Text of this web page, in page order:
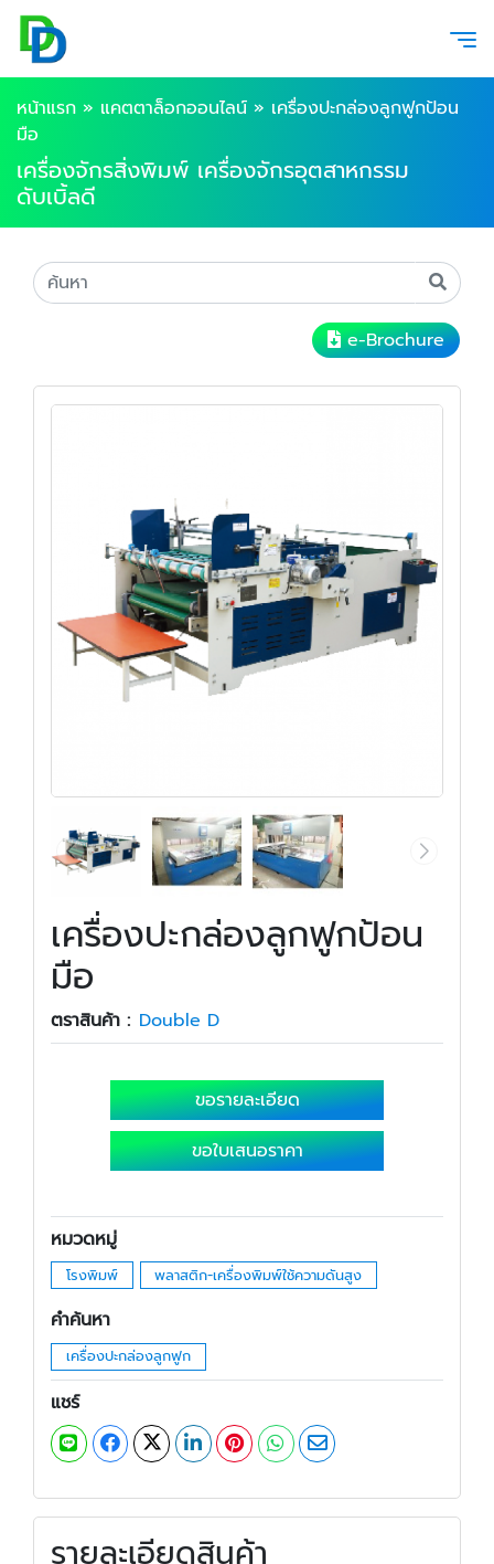
หน้าแรก » แคตตาล็อกออนไลน์ » เครื่องปะกล่องลูกฟูกป้อน
มือ
เครื่องจักรสิ่งพิมพ์ เครื่องจักรอุตสาหกรรม
ดับเบิ้ลดี
e-Brochure
เครื่องปะกล่องลูกฟูกป้อน
มือ
ตราสินค้า : Double D
ขอรายละเอียด
ขอใบเสนอราคา
หมวดหมู่
โรงพิมพ์ พลาสติก-เครื่องพิมพ์ใช้ความดันสูง
คำค้นหา
เครื่องปะกล่องลูกฟูก
แชร์
รายละเอียดสินค้า